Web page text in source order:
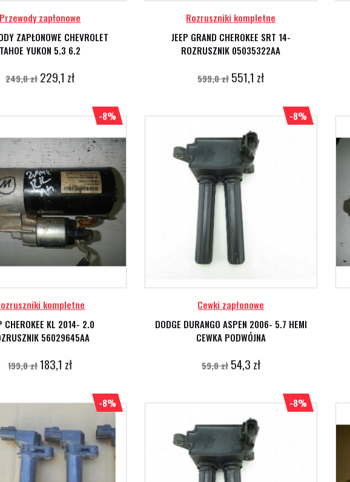
Przewody zapłonowe
ZAPŁONOWE CHEVROLET
TAHOE YUKON 5.3 6.2
249,0 zł 229,1 zł
Rozruszniki kompletne
JEEP GRAND CHEROKEE SRT 14-
ROZRUSZNIK 05035322AA
599,0 zł 551,1 zł
kompletne
CHEROKEE KL 2014- 2.0
56029645AA
199,0 zł183,1 zł
-8%
Cewki zapłonowe
DODGE DURANGO ASPEN 2006- 5.7 HEMI
CEWKA PODWÓJNA
59,0 zł 54,3 zł
-8%
-8% -8%